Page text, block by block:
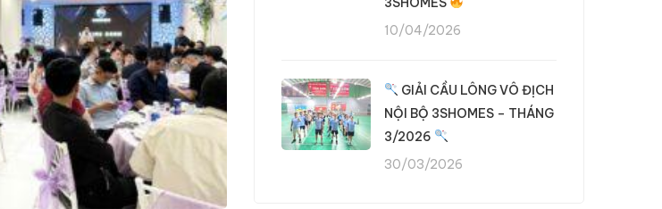
10/04/2026
GIẢI CẦU LÔNG VÔ ĐỊCH
NỘI BỘ 3SHOMES – THÁNG
3/2026
30/03/2026